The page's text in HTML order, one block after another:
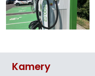
Kamery